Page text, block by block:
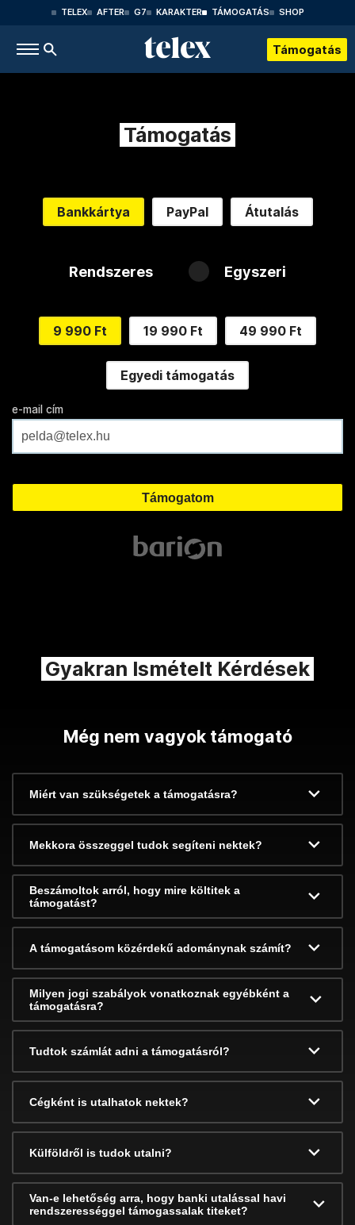
TELEX AFTER G7 KARAKTER TÁMOGATÁS SHOP
Támogatás
Támogatás
Bankkártya PayPal Átutalás
Rendszeres Egyszeri
9 990 Ft 19 990 Ft 49 990 Ft
Egyedi támogatás
e-mail cím
Gyakran Ismételt Kérdések
Még nem vagyok támogató
Miért van szükségetek a támogatásra?
Mekkora összeggel tudok segíteni nektek?
Beszámoltok arról, hogy mire költitek a
támogatást?
A támogatásom közérdekű adománynak számít?
Milyen jogi szabályok vonatkoznak egyébként a
támogatásra?
Tudtok számlát adni a támogatásról?
Cégként is utalhatok nektek?
Külföldről is tudok utalni?
Van-e lehetőség arra, hogy banki utalással havi
rendszerességgel támogassalak titeket?